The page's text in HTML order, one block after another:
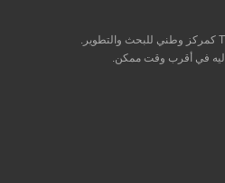
يتم منح مركز البحث والتطوير التابع لـ TSD كمركز وطني للبحث والتطوير.
في أقرب وقت ممكن.